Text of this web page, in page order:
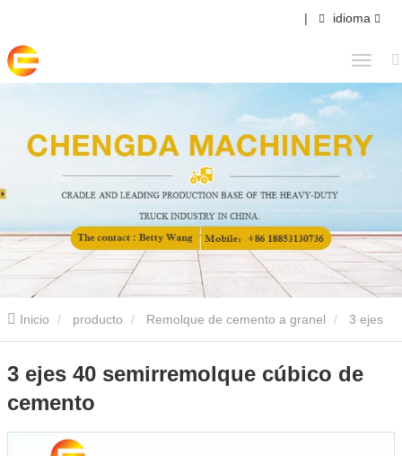
| idioma
Inicio producto Remolque de cemento a granel
3 ejes 40 semirremolque cúbico de
cemento